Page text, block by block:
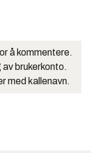
å kommentere.
brukerkonto.
med kallenavn.